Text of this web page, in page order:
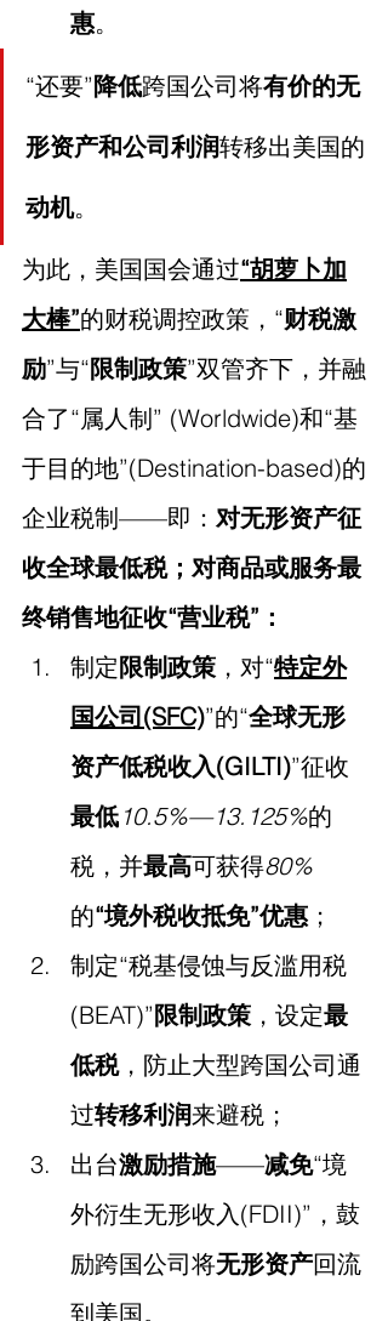
惠。
“还要”降低跨国公司将有价的无
形资产和公司利润转移出美国的
动机。
为此，美国国会通过“胡萝卜加
大棒”的财税调控政策，“财税激
励”与“限制政策”双管齐下，并融
合了“属人制” (Worldwide)和“基
于目的地”(Destination-based)的
企业税制——即： 对无形资产征
收全球最低税；对商品或服务最
终销售地征收“营业税”：
制定限制政策 ，对“特定外
国公司(SFC)”的“全球无形
资产低税收入(GILTI)”征收
最低 10.5%—13.125%的
税，并最高可获得80%
的“境外税收抵免”优惠 ；
制定“税基侵蚀与反滥用税
(BEAT)”限制政策 ，设定最
低税，防止大型跨国公司通
过转移利润来避税；
出台激励措施——减免“境
外衍生无形收入(FDII)”，鼓
励跨国公司将无形资产回流
到美国。